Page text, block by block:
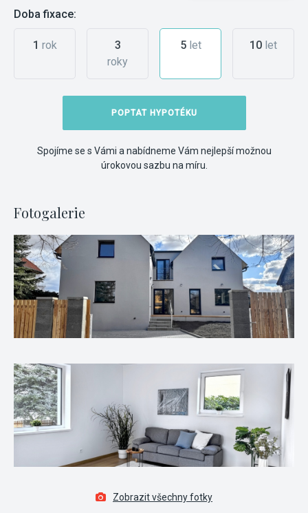
Doba fixace:
1 rok
3
roky
5let 10 let
POPTAT HYPOTÉKU
Spojíme se s Vámi a nabídneme Vám nejlepší možnou
úrokovou sazbu na míru.
Fotogalerie
Zobrazit všechny fotky